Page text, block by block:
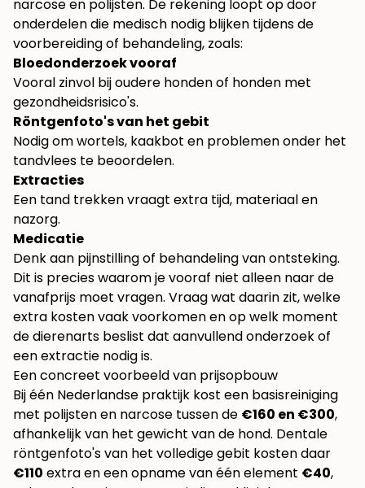
narcose en polijsten. De rekening loopt op door
onderdelen die medisch nodig blijken tijdens de
voorbereiding of behandeling, zoals:
Bloedonderzoek vooraf
Vooral zinvol bij oudere honden of honden met
gezondheidsrisico's.
Röntgenfoto's van het gebit
Nodig om wortels, kaakbot en problemen onder het
tandvlees te beoordelen.
Extracties
Een tand trekken vraagt extra tijd, materiaal en
nazorg.
Medicatie
Denk aan pijnstilling of behandeling van ontsteking.
Dit is precies waarom je vooraf niet alleen naar de
vanafprijs moet vragen. Vraag wat daarin zit, welke
extra kosten vaak voorkomen en op welk moment
de dierenarts beslist dat aanvullend onderzoek of
een extractie nodig is.
Een concreet voorbeeld van prijsopbouw
Bij één Nederlandse praktijk kost een basisreiniging
met polijsten en narcose tussen de €160 en €300,
afhankelijk van het gewicht van de hond. Dentale
röntgenfoto's van het volledige gebit kosten daar
€110 extra en een opname van één element €40,